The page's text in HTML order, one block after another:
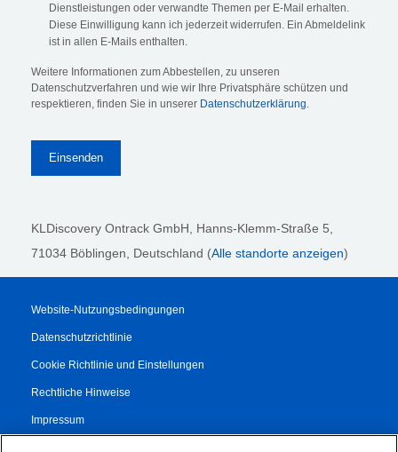
Dienstleistungen oder verwandte Themen per E-Mail erhalten.
Diese Einwilligung kann ich jederzeit widerrufen. Ein Abmeldelink
ist in allen E-Mails enthalten.
Weitere Informationen zum Abbestellen, zu unseren
Datenschutzverfahren und wie wir Ihre Privatsphäre schützen und
respektieren, finden Sie in unserer Datenschutzerklärung
KLDiscovery Ontrack GmbH, Hanns-Klemm-Straße 5
71034 Böblingen , Deutschland (Alle standorte anzeigen)
Website-Nutzungsbedingungen
Datenschutzrichtlinie
Cookie Richtlinie und Einstellungen
Rechtliche Hinweise
Impressum